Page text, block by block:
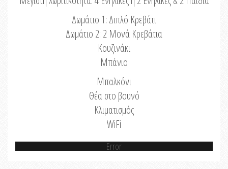
Δωμάτιο 1: Διπλό Κρεβάτι
Δωμάτιο 2: 2 Μονά Κρεβάτια
Κουζινάκι
Μπάνιο
Μπαλκόνι
Θέα στο βουνό
Κλιματισμός
WiFi
Error